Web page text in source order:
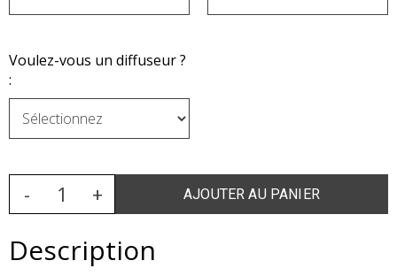
Voulez-vous un diffuseur ?
:
Description